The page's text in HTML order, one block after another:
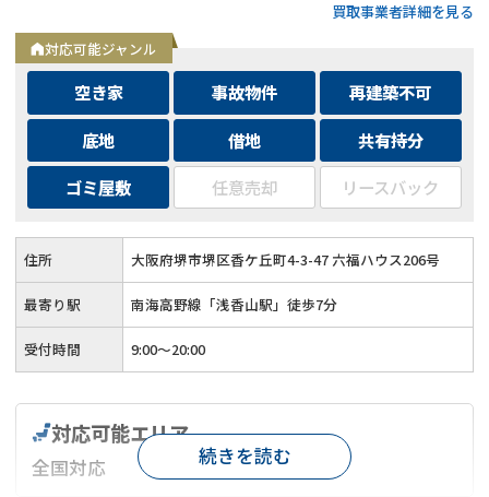
買取事業者詳細を見る
対応可能ジャンル
空き家 事故物件
再建築不可
底地
借地
共有持分
ゴミ屋敷
任意売却 リースバック
住所 大阪府堺市堺区香ケ丘町4-3-47 六福ハウス206号
最寄り駅 南海高野線「浅香山駅」徒歩7分
受付時間 9:00～20:00
対応可能エリア
全国対応 続きを読む